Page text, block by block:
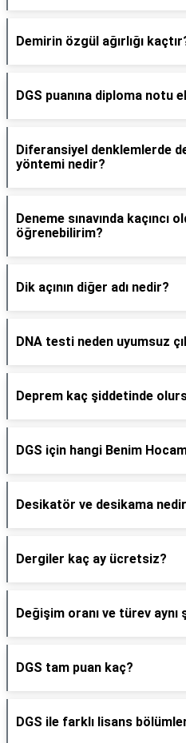
Demirin özgül ağırlığı
DGS puanına diploma notu
Diferansiyel denklemlerde
yöntemi nedir?
Deneme sınavında kaçıncı
öğrenebilirim?
Dik açının diğer adı nedir?
DNA testi neden uyumsuz
Deprem kaç şiddetinde
DGS için hangi Benim
Desikatör ve desikama
Dergiler kaç ay ücretsiz?
Değişim oranı ve türev aynı
DGS tam puan kaç?
DGS ile farklı lisans